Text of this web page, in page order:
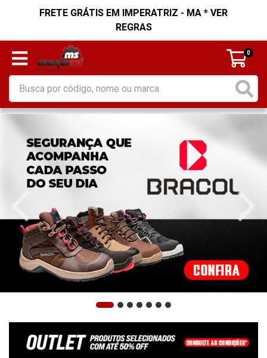
FRETE GRÁTIS EM IMPERATRIZ - MA * VER
REGRAS
0